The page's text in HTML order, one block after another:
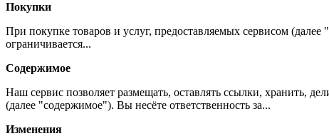
Покупки
При покупке товаров и услуг, предоставляемых сервисом
ограничивается...
Содержимое
Наш сервис позволяет размещать, оставлять ссылки, хранить,
(далее "содержимое"). Вы несёте ответственность за...
Изменения